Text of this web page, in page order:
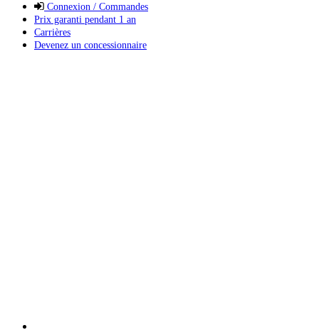
Connexion / Commandes
Prix garanti pendant 1 an
Carrières
Devenez un concessionnaire